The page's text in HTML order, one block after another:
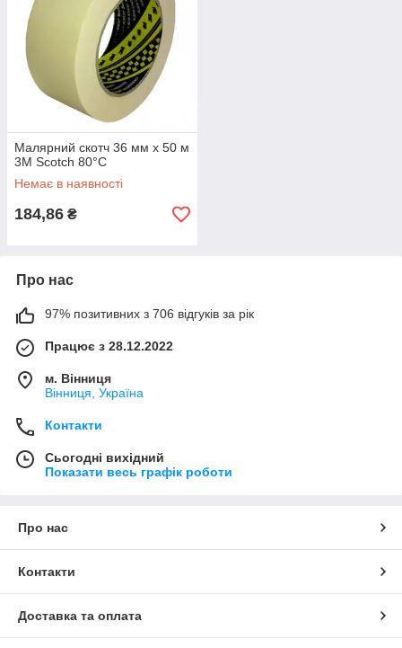
Малярний скотч 36 мм x 50 м
3M Scotch 80°С
Немає в наявності
184,86 ₴
Про нас
97% позитивних з 706 відгуків за рік
Працює з 28.12.2022
м. Вінниця
Вінниця, Україна
Контакти
Сьогодні вихідний
Показати весь графік роботи
Про нас
Контакти
Доставка та оплата